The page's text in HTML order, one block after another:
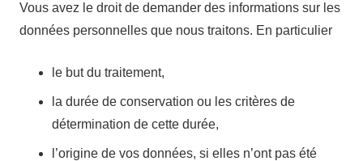
Vous avez le droit de demander des informations sur les
données personnelles que nous traitons. En particulier
le but du traitement,
la durée de conservation ou les critères de
détermination de cette durée,
l’origine de vos données, si elles n’ont pas été